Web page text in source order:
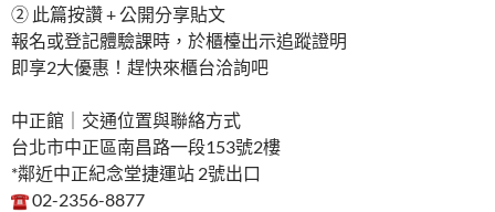
② 此篇按讚 + 公開分享貼文
報名或登記體驗課時，於櫃檯出示追蹤證明
即享2大優惠！趕快來櫃台洽詢吧
中正館｜交通位置與聯絡方式
台北市中正區南昌路一段153號2樓
*鄰近中正紀念堂捷運站 2號出口
02-2356-8877